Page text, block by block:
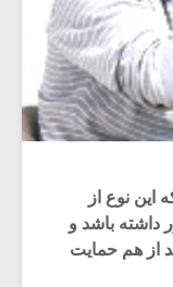
نوع از
باشد و
از هم حمایت